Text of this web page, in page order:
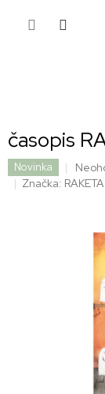
časopis
Novinka
Značka: RAKETA